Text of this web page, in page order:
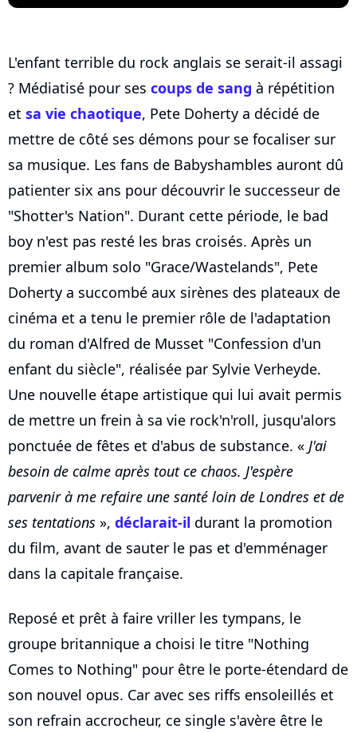
L'enfant terrible du rock anglais se serait-il assagi
? Médiatisé pour ses coups de sang à répétition
et sa vie chaotique, Pete Doherty a décidé de
mettre de côté ses démons pour se focaliser sur
sa musique. Les fans de Babyshambles auront dû
patienter six ans pour découvrir le successeur de
"Shotter's Nation". Durant cette période, le bad
boy n'est pas resté les bras croisés. Après un
premier album solo "Grace/Wastelands", Pete
Doherty a succombé aux sirènes des plateaux de
cinéma et a tenu le premier rôle de l'adaptation
du roman d'Alfred de Musset "Confession d'un
enfant du siècle", réalisée par Sylvie Verheyde.
Une nouvelle étape artistique qui lui avait permis
de mettre un frein à sa vie rock'n'roll, jusqu'alors
ponctuée de fêtes et d'abus de substance. « J'ai
besoin de calme après tout ce chaos. J'espère
parvenir à me refaire une santé loin de Londres et de
ses tentations », déclarait-il durant la promotion
du film, avant de sauter le pas et d'emménager
dans la capitale française.
Reposé et prêt à faire vriller les tympans, le
groupe britannique a choisi le titre "Nothing
Comes to Nothing" pour être le porte-étendard de
son nouvel opus. Car avec ses riffs ensoleillés et
son refrain accrocheur, ce single s'avère être le